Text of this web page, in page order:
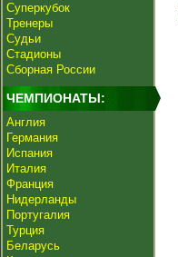
Суперкубок
Тренеры
Судьи
Стадионы
Сборная России
ЧЕМПИОНАТЫ:
Англия
Германия
Испания
Италия
Франция
Нидерланды
Португалия
Турция
Беларусь